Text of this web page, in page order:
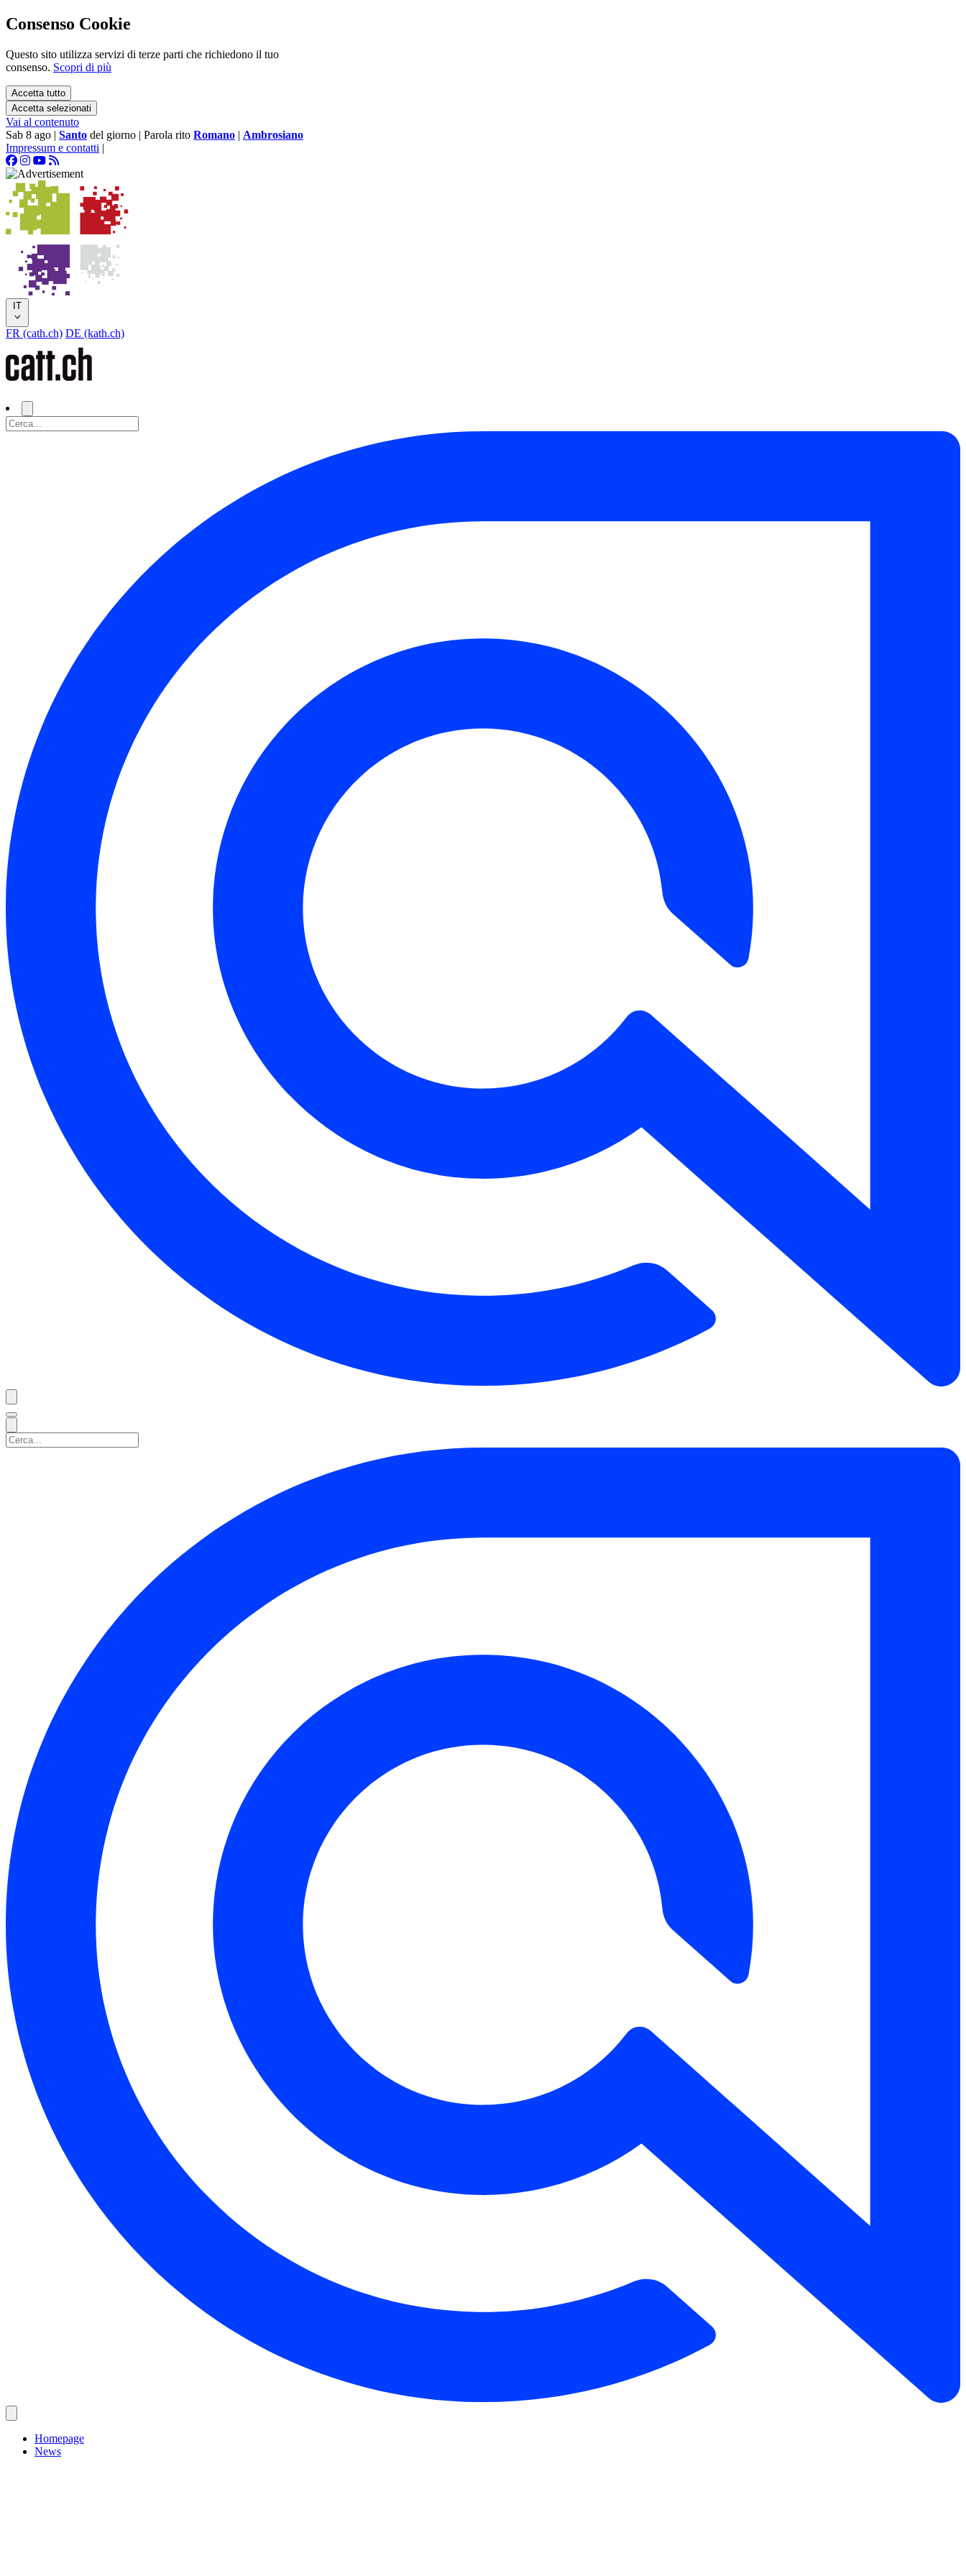
Consenso Cookie
Questo sito utilizza servizi di terze parti che richiedono il tuo
consenso. Scopri di più
Accetta tutto
Accetta selezionati
Vai al contenuto
Sab 8 ago | Santo del giorno | Parola rito Romano | Ambrosiano
Impressum e contatti |
IT
FR (cath.ch) DE (kath.ch)
Homepage
News